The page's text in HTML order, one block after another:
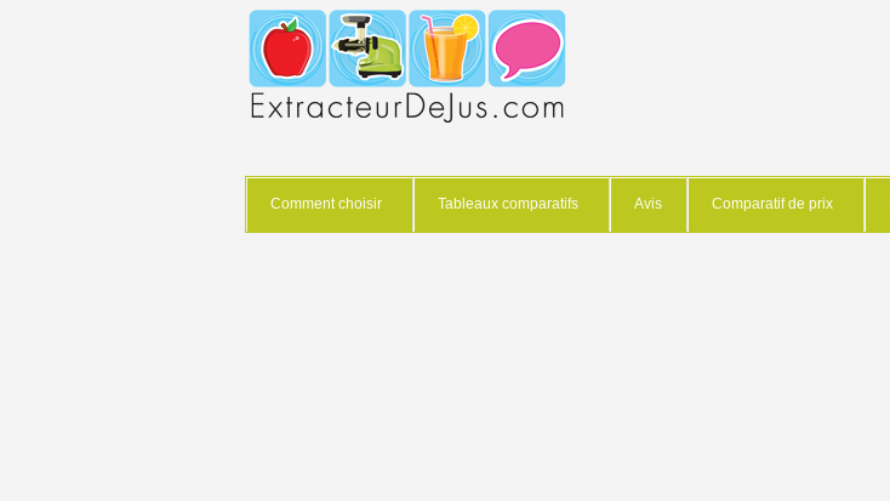
Comment choisir Tableaux comparatifs Avis Comparatif de prix